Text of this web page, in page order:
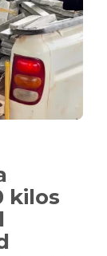
kilos